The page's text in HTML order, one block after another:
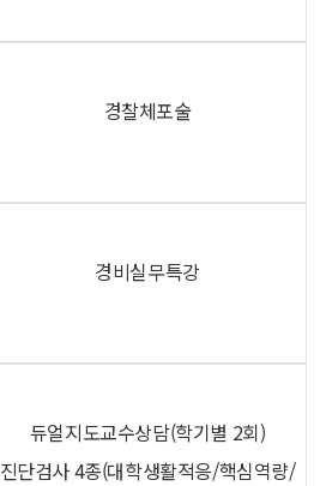
경찰체포술
경비실무특강
듀얼지도교수상담(학기별 2회)
진단검사 4종(대학생활적응/핵심역량/